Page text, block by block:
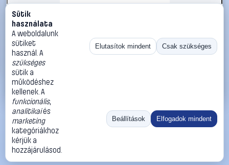
#1785862
Csavar alátét 15 mm DIN 432 rozsdamentes acél A4 25
db TOOLCRAFT TO-5357586
TOOLCRAFT
4 290 Ft
Kosárba
«
Ugrás:
Méret:
Rendezés:
©2026
ThermoScope
ÁSZF
Cégbemutató
Sütik
használata
A weboldalunk
sütiket
használ. A
szükséges
sütik a
működéshez
kellenek. A
funkcionális,
analitikaiés
marketing
kategóriákhoz
kérjük a
hozzájárulásod.
Elutasítok mindent Csak szükséges
Beállítások Elfogadok mindent